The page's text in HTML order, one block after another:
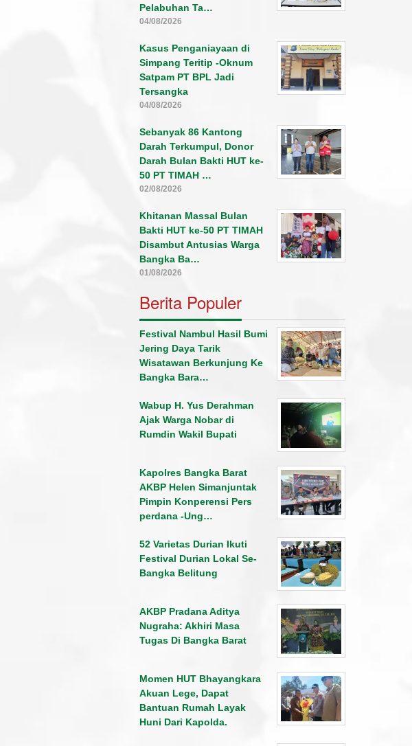
Pelabuhan Ta…
04/08/2026
Kasus Penganiayaan di
Simpang Teritip -Oknum
Satpam PT BPL Jadi
Tersangka
04/08/2026
Sebanyak 86 Kantong
Darah Terkumpul, Donor
Darah Bulan Bakti HUT ke-
50 PT TIMAH …
02/08/2026
Khitanan Massal Bulan
Bakti HUT ke-50 PT TIMAH
Disambut Antusias Warga
Bangka Ba…
01/08/2026
Berita Populer
Festival Nambul Hasil Bumi
Jering Daya Tarik
Wisatawan Berkunjung Ke
Bangka Bara…
Wabup H. Yus Derahman
Ajak Warga Nobar di
Rumdin Wakil Bupati
Kapolres Bangka Barat
AKBP Helen Simanjuntak
Pimpin Konperensi Pers
perdana -Ung…
52 Varietas Durian Ikuti
Festival Durian Lokal Se-
Bangka Belitung
AKBP Pradana Aditya
Nugraha: Akhiri Masa
Tugas Di Bangka Barat
Momen HUT Bhayangkara
Akuan Lege, Dapat
Bantuan Rumah Layak
Huni Dari Kapolda.